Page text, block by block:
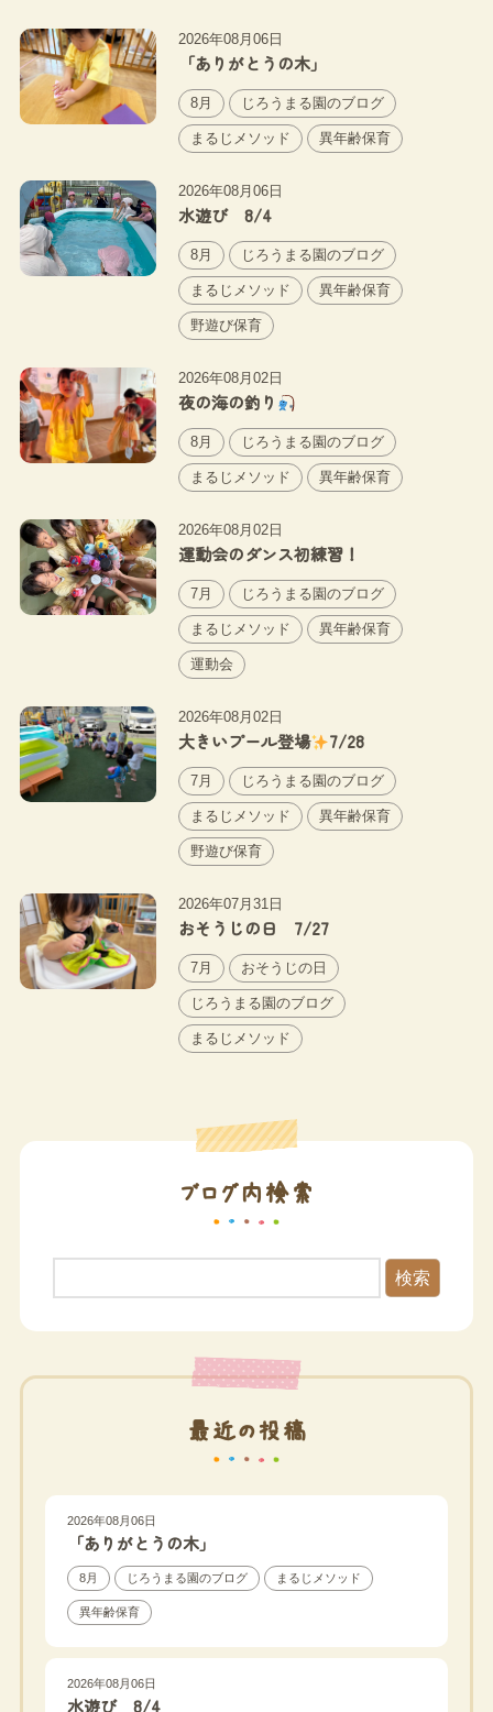
2026年08月06日
「ありがとうの木」
8月 じろうまる園のブログ
まるじメソッド 異年齢保育
2026年08月06日
水遊び 8/4
8月 じろうまる園のブログ
まるじメソッド 異年齢保育
野遊び保育
2026年08月02日
夜の海の釣り
8月 じろうまる園のブログ
まるじメソッド 異年齢保育
2026年08月02日
運動会のダンス初練習！
7月 じろうまる園のブログ
まるじメソッド 異年齢保育
運動会
2026年08月02日
大きいプール登場 7/28
7月 じろうまる園のブログ
まるじメソッド 異年齢保育
野遊び保育
2026年07月31日
おそうじの日 7/27
7月 おそうじの日
じろうまる園のブログ
まるじメソッド
ブログ内検索
検索
最近の投稿
2026年08月06日
「ありがとうの木」
8月 じろうまる園のブログ まるじメソッド
異年齢保育
2026年08月06日
水遊び 8/4